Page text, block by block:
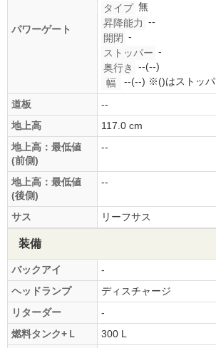
パワーゲート
タイプ 無
昇降能力 --
開閉 -
ストッパー -
奥行き
--(--)
幅
--(--) ※()はストッ
道板
--
地上高
117.0 cm
地上高：最低値
(前側)
--
地上高：最低値
(後側)
--
サス リーフサス
装備
バックアイ
-
ヘッドランプ
ディスチャージ
リターダー
-
燃料タンク+Ｌ
300 L